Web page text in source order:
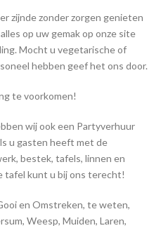
zijnde zonder zorgen genieten
op uw gemak op onze site
Mocht u vegetarische of
hebben geef het ons door.
te voorkomen!
wij ook een Partyverhuur
u gasten heeft met de
bestek, tafels, linnen en
tafel kunt u bij ons terecht!
en Omstreken, te weten,
Weesp, Muiden, Laren,